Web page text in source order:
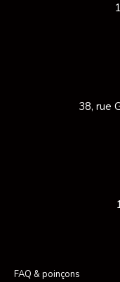
38, rue
FAQ & poinçons